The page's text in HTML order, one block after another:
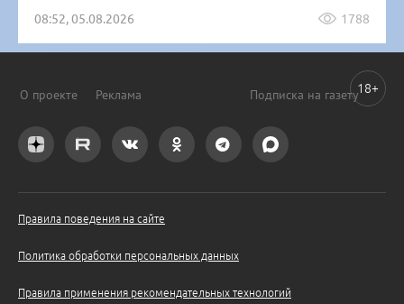
08:52, 05.08.2026 1788
О проекте Реклама Подписка на газету
Правила поведения на сайте
Политика обработки персональных данных
Правила применения рекомендательных технологий
18+